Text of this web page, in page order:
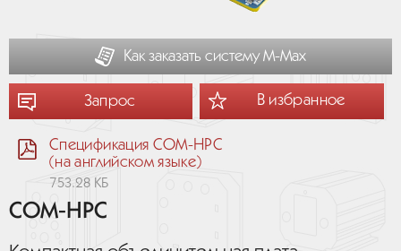
Как заказать систему М-Мах
Запрос В избранное
Спецификация COM-HPC
(на английском языке)
753.28 КБ
COM-HPC